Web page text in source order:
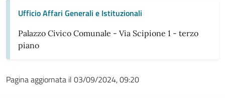
Ufficio Affari Generali e Istituzionali
Palazzo Civico Comunale - Via Scipione 1 - terzo
piano
Pagina aggiornata il 03/09/2024, 09:20